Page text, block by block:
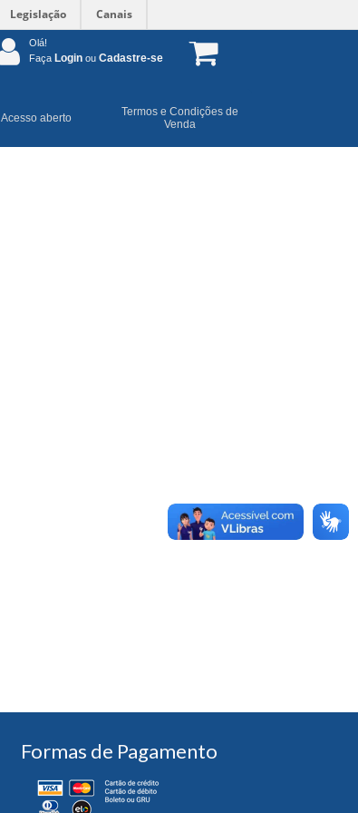
Legislação Canais
Olá!
Faça Login ou Cadastre-se
Acesso aberto
Termos e Condições de
Venda
Formas de Pagamento